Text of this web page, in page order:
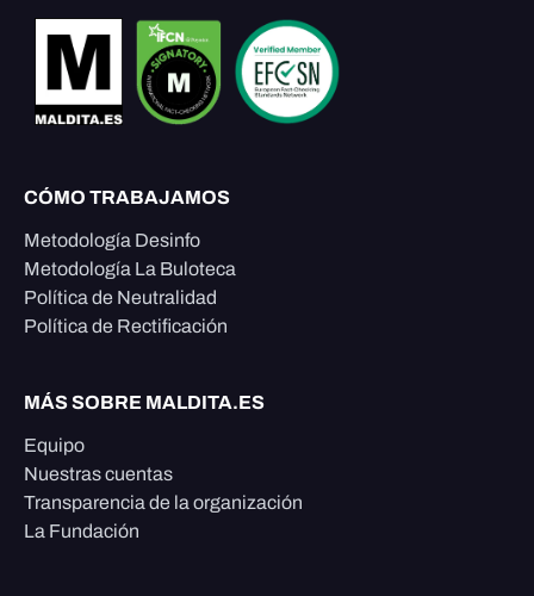
CÓMO TRABAJAMOS
Metodología Desinfo
Metodología La Buloteca
Política de Neutralidad
Política de Rectificación
MÁS SOBRE MALDITA.ES
Equipo
Nuestras cuentas
Transparencia de la organización
La Fundación